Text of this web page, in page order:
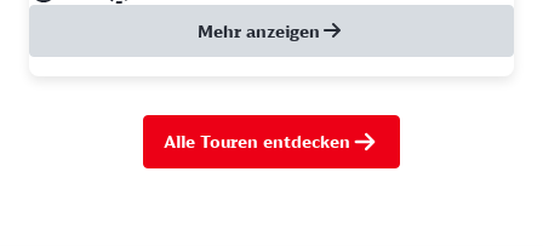
Mehr anzeigen
Alle Touren entdecken